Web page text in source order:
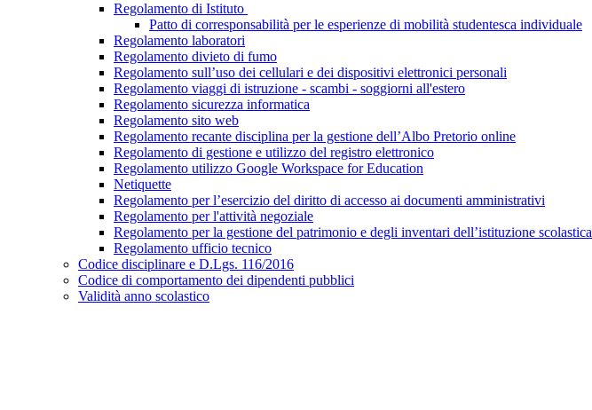
Regolamento di Istituto
Patto di corresponsabilità per le esperienze di mobilità studentesca individuale
Regolamento laboratori
Regolamento divieto di fumo
Regolamento sull’uso dei cellulari e dei dispositivi elettronici personali
Regolamento viaggi di istruzione - scambi - soggiorni all'estero
Regolamento sicurezza informatica
Regolamento sito web
Regolamento recante disciplina per la gestione dell’Albo Pretorio online
Regolamento di gestione e utilizzo del registro elettronico
Regolamento utilizzo Google Workspace for Education
Netiquette
Regolamento per l’esercizio del diritto di accesso ai documenti amministrativi
Regolamento per l'attività negoziale
Regolamento per la gestione del patrimonio e degli inventari dell’istituzione scolastica
Regolamento ufficio tecnico
Codice disciplinare e D.Lgs. 116/2016
Codice di comportamento dei dipendenti pubblici
Validità anno scolastico